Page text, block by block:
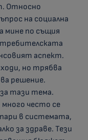
Относно
на социална
мине по същия
аспект.
но трябва
решение.
тази тема.
често се
в системата,
за здраве. Тези